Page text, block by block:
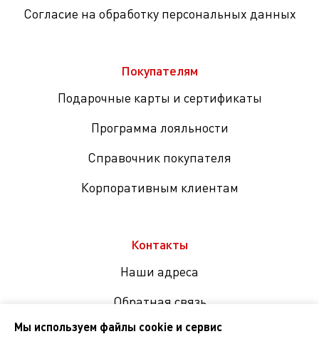
Согласие на обработку персональных данных
Покупателям
Подарочные карты и сертификаты
Программа лояльности
Справочник покупателя
Корпоративным клиентам
Контакты
Наши адреса
Обратная связь
Мы используем файлы cookie и сервис